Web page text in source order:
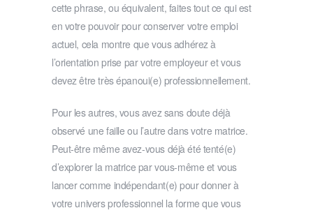
cette phrase, ou équivalent, faites tout ce qui est
en votre pouvoir pour conserver votre emploi
actuel, cela montre que vous adhérez à
l’orientation prise par votre employeur et vous
devez être très épanoui(e) professionnellement.
Pour les autres, vous avez sans doute déjà
observé une faille ou l’autre dans votre matrice.
Peut-être même avez-vous déjà été tenté(e)
d’explorer la matrice par vous-même et vous
lancer comme indépendant(e) pour donner à
votre univers professionnel la forme que vous